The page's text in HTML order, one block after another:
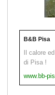
B&B Pisa
Il calore
di Pisa !
www.bb-